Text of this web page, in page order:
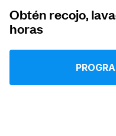
Iniciar
Obtén recojo,
horas